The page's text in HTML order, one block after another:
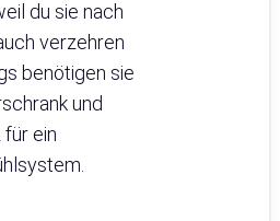
du sie nach
verzehren
benötigen sie
und
für ein